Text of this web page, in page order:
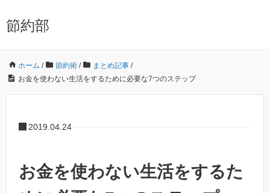
節約部
ホーム / 節約術 / まとめ記事 /
お金を使わない生活をするために必要な7つのステップ
2019.04.24
お金を使わない生活をするた